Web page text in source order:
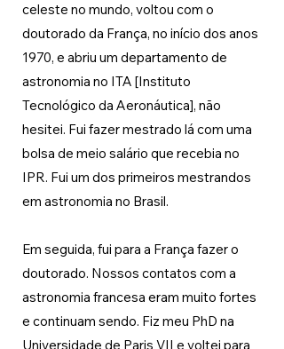
celeste no mundo, voltou com o
doutorado da França, no início dos anos
1970, e abriu um departamento de
astronomia no ITA [Instituto
Tecnológico da Aeronáutica], não
hesitei. Fui fazer mestrado lá com uma
bolsa de meio salário que recebia no
IPR. Fui um dos primeiros mestrandos
em astronomia no Brasil.
Em seguida, fui para a França fazer o
doutorado. Nossos contatos com a
astronomia francesa eram muito fortes
e continuam sendo. Fiz meu PhD na
Universidade de Paris VII e voltei para